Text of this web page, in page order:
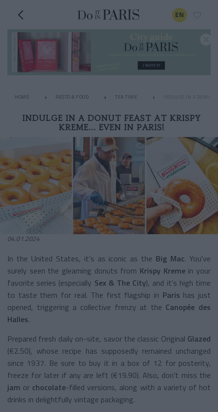
EN
HOME RESTO & FOOD TEA TIME
INDULGE IN A DONUT FEAST AT KRISPY
KREME... EVEN IN PARIS!
04.01.2024
In the United States, it's as iconic as the Big Mac. You've
surely seen the gleaming donuts from Krispy Kremein your
favorite series (especially Sex & The City), and it's high time
to taste them for real. The first flagship in Paris has just
opened, triggering a collective frenzy at the Canopée des
Halles.
Prepared fresh daily on-site, savor the classic Original Glazed
(€2.50), whose recipe has supposedly remained unchanged
since 1937. Be sure to buy it in a box of 12 for posterity,
freeze for later if any are left (€19.90). Also, don't miss the
jam or chocolate-filled versions, along with a variety of hot
drinks in delightfully vintage packaging.